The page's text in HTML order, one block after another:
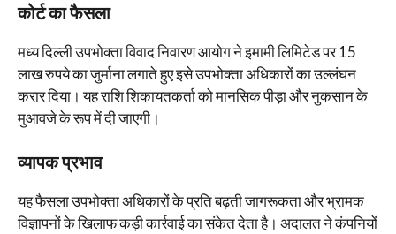
कोर्ट का फैसला
मध्य दिल्ली उपभोक्ता विवाद निवारण आयोग ने इमामी लिमिटेड पर 15
लाख रुपये का जुर्माना लगाते हुए इसे उपभोक्ता अधिकारों का उल्लंघन
करार दिया। यह राशि शिकायतकर्ता को मानसिक पीड़ा और नुकसान के
मुआवजे के रूप में दी जाएगी।
व्यापक प्रभाव
यह फैसला उपभोक्ता अधिकारों के प्रति बढ़ती जागरूकता और भ्रामक
विज्ञापनों के खिलाफ कड़ी कार्रवाई का संकेत देता है। अदालत ने कंपनियों